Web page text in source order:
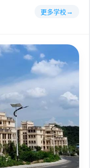
更多学校